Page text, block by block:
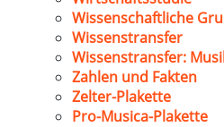
Wissenschaftliche
Wissenstransfer
Wissenstransfer:
Zahlen und Fakten
Zelter-Plakette
Pro-Musica-Plakette